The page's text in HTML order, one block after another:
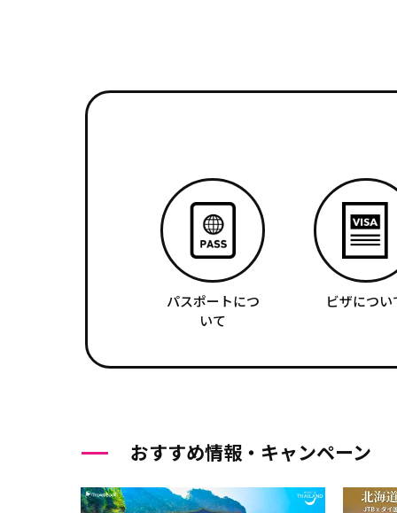
パスポートにつ
いて
ビザについ
おすすめ情報・キャンペーン